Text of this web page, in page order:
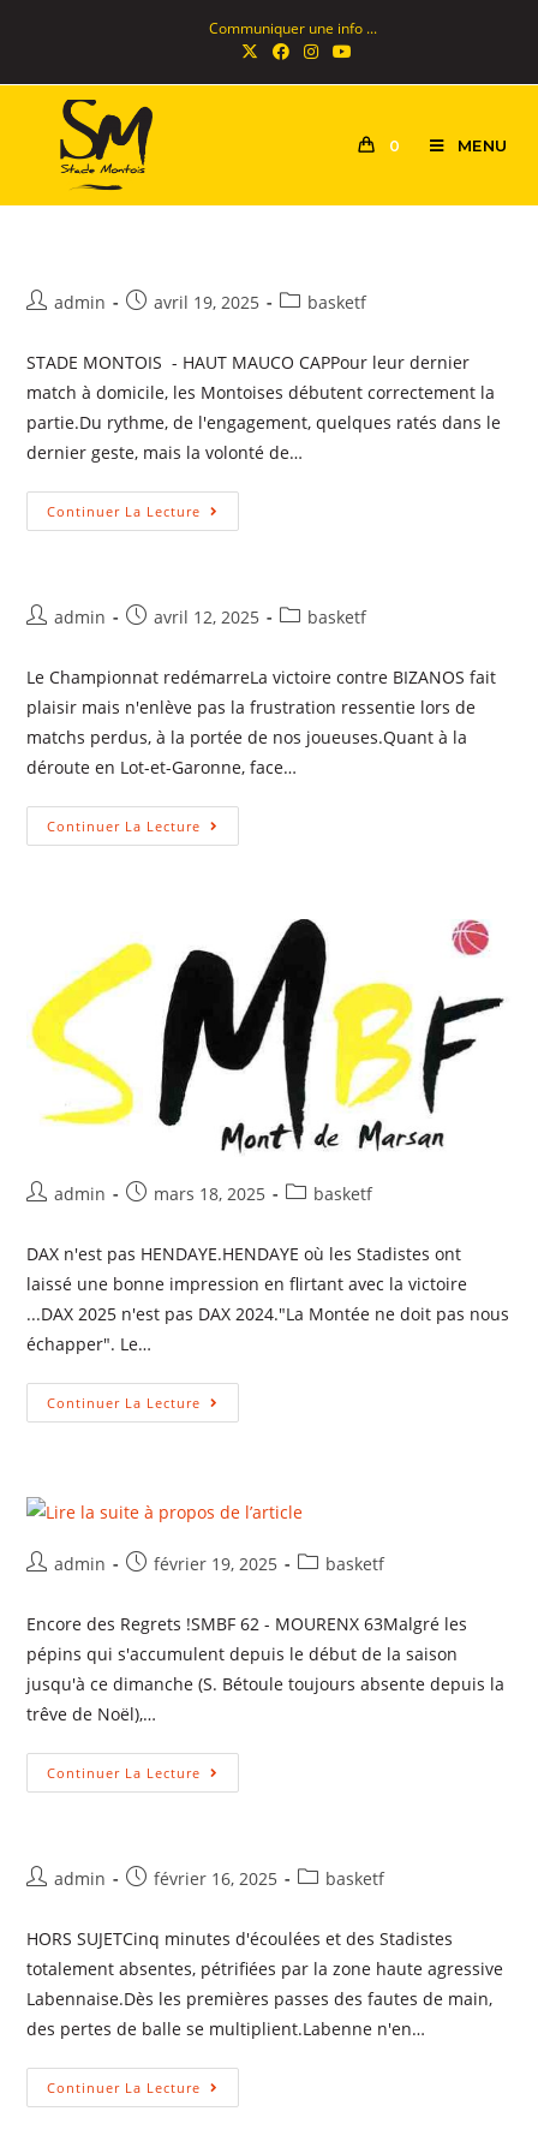
Communiquer une info ...
0 MENU
admin avril 19, 2025 basketf
STADE MONTOIS - HAUT MAUCO CAPPour leur dernier
match à domicile, les Montoises débutent correctement la
partie.Du rythme, de l'engagement, quelques ratés dans le
dernier geste, mais la volonté de…
Continuer La Lecture
admin avril 12, 2025 basketf
Le Championnat redémarreLa victoire contre BIZANOS fait
plaisir mais n'enlève pas la frustration ressentie lors de
matchs perdus, à la portée de nos joueuses.Quant à la
déroute en Lot-et-Garonne, face…
Continuer La Lecture
admin mars 18, 2025 basketf
DAX n'est pas HENDAYE.HENDAYE où les Stadistes ont
laissé une bonne impression en flirtant avec la victoire
...DAX 2025 n'est pas DAX 2024."La Montée ne doit pas nous
échapper". Le…
Continuer La Lecture
admin février 19, 2025 basketf
Encore des Regrets !SMBF 62 - MOURENX 63Malgré les
pépins qui s'accumulent depuis le début de la saison
jusqu'à ce dimanche (S. Bétoule toujours absente depuis la
trêve de Noël),…
Continuer La Lecture
admin février 16, 2025 basketf
HORS SUJETCinq minutes d'écoulées et des Stadistes
totalement absentes, pétrifiées par la zone haute agressive
Labennaise.Dès les premières passes des fautes de main,
des pertes de balle se multiplient.Labenne n'en…
Continuer La Lecture